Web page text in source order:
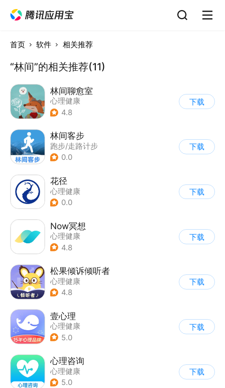
首页 软件 相关推荐
“林间”的相关推荐(11)
林间聊愈室
心理健康
4.8
下载
林间客步
跑步/走路计步
0.0
下载
花径
心理健康
0.0
下载
Now冥想
心理健康
4.8
下载
松果倾诉倾听者
心理健康
4.8
下载
壹心理
心理健康
5.0
下载
心理咨询
心理健康
5.0
下载